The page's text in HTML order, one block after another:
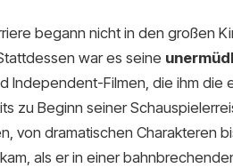
begann nicht in den großen
war es seine
Independent-Filmen, die ihm die
zu Beginn seiner
von dramatischen Charakteren
als er in einer